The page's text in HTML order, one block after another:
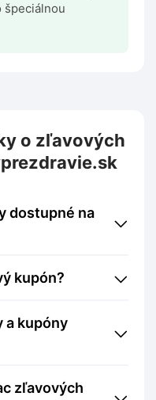
špeciálnou
o zľavových
kupón?